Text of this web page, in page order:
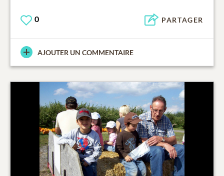
0 PARTAGER
AJOUTER UN COMMENTAIRE